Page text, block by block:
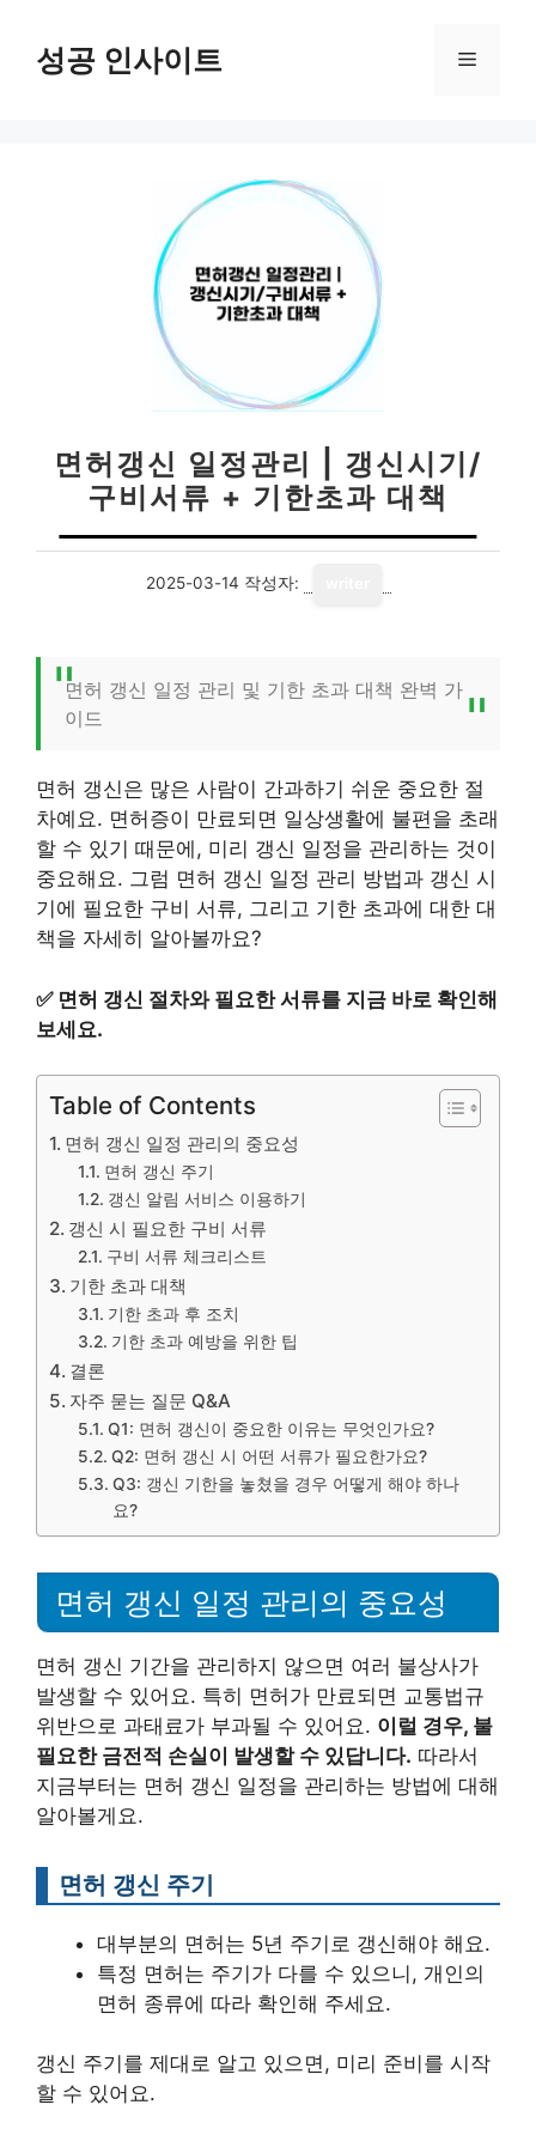
성공 인사이트 메
면허갱신 일정관리 | 갱신시기/
구비서류 + 기한초과 대책
2025-03-14 작성자:
면허 갱신 일정 관리 및 기한 초과 대책 완벽 가
이드
면허 갱신은 많은 사람이 간과하기 쉬운 중요한 절
차예요. 면허증이 만료되면 일상생활에 불편을 초래
할 수 있기 때문에, 미리 갱신 일정을 관리하는 것이
중요해요. 그럼 면허 갱신 일정 관리 방법과 갱신 시
기에 필요한 구비 서류, 그리고 기한 초과에 대한 대
책을 자세히 알아볼까요?
✅ 면허 갱신 절차와 필요한 서류를 지금 바로 확인해
보세요.
Table of Contents
면허 갱신 일정 관리의 중요성
면허 갱신 주기
갱신 알림 서비스 이용하기
갱신 시 필요한 구비 서류
구비 서류 체크리스트
기한 초과 대책
기한 초과 후 조치
기한 초과 예방을 위한 팁
결론
자주 묻는 질문 Q&A
Q1: 면허 갱신이 중요한 이유는 무엇인가요?
Q2: 면허 갱신 시 어떤 서류가 필요한가요?
Q3: 갱신 기한을 놓쳤을 경우 어떻게 해야 하나
요?
면허 갱신 일정 관리의 중요성
면허 갱신 기간을 관리하지 않으면 여러 불상사가
발생할 수 있어요. 특히 면허가 만료되면 교통법규
위반으로 과태료가 부과될 수 있어요. 이럴 경우, 불
필요한 금전적 손실이 발생할 수 있답니다. 따라서
지금부터는 면허 갱신 일정을 관리하는 방법에 대해
알아볼게요.
면허 갱신 주기
대부분의 면허는 5년 주기로 갱신해야 해요.
특정 면허는 주기가 다를 수 있으니, 개인의
면허 종류에 따라 확인해 주세요.
갱신 주기를 제대로 알고 있으면, 미리 준비를 시작
할 수 있어요.